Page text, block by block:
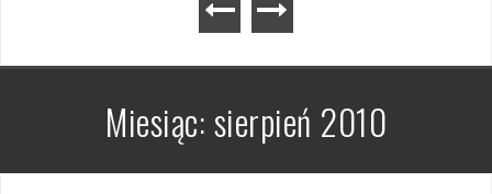
Miesiąc:sierpień 2010